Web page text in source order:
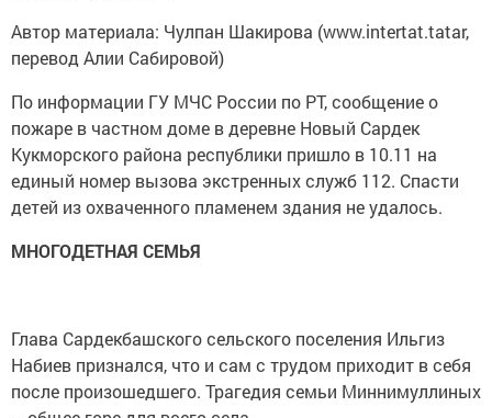
Автор материала: Чулпан Шакирова (www.intertat.tatar,
перевод Алии Сабировой)
По информации ГУ МЧС России по РТ, сообщение о
пожаре в частном доме в деревне Новый Сардек
Кукморского района республики пришло в 10.11 на
единый номер вызова экстренных служб 112. Спасти
детей из охваченного пламенем здания не удалось.
МНОГОДЕТНАЯ СЕМЬЯ
Глава Сардекбашского сельского поселения Ильгиз
Набиев признался, что и сам с трудом приходит в себя
после произошедшего. Трагедия семьи Миннимуллиных